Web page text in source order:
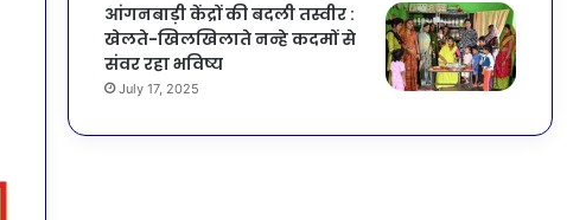
आंगनबाड़ी केंद्रों की बदली तस्वीर :
खेलते-खिलखिलाते नन्हे कदमों से
संवर रहा भविष्य
July 17, 2025